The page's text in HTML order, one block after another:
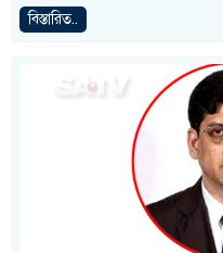
বিস্তারিত..